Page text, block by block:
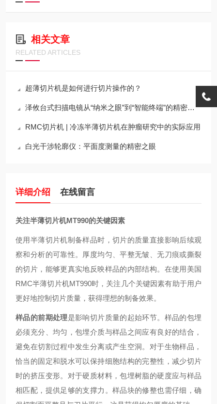
相关文章
RELATED ARTICLES
超薄切片机是如何进行切片操作的？
泽攸台式扫描电镜从“纳米之眼”到“智能终端”的精密架构
RMC切片机 | 冷冻半薄切片机在肿瘤研究中的实际应用
白光干涉轮廓仪：平面度测量的精密之眼
详细介绍 在线留言
关注半薄切片机MT990的关键因素
使用半薄切片机制备样品时，切片的质量直接影响后续观
察和分析的可靠性。厚度均匀、平整无皱、无刀痕或撕裂
的切片，能够更真实地反映样品的内部结构。在使用美国
RMC半薄切片机MT990时，关注几个关键因素有助于用户
更好地控制切片质量，获得理想的制备效果。
样品的前期处理是影响切片质量的起始环节。样品的包埋
必须充分、均匀，包埋介质与样品之间应有良好的结合，
避免在切割过程中发生分离或产生空洞。对于生物样品，
恰当的固定和脱水可以保持细胞结构的完整性，减少切片
时的挤压变形。对于硬质材料，包埋树脂的硬度应与样品
相匹配，提供足够的支撑力。样品块的修整也需仔细，确